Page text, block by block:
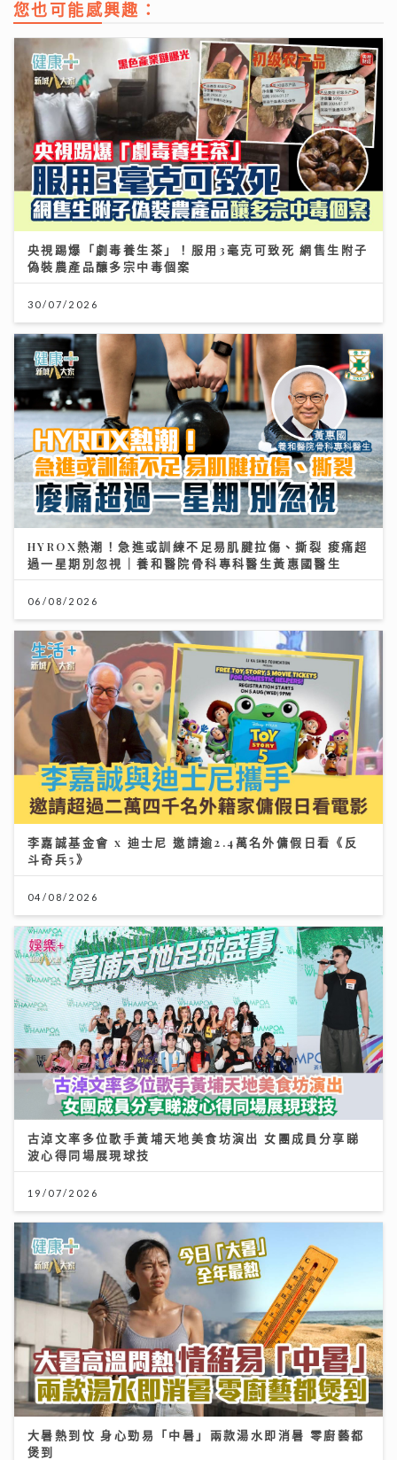
您也可能感興趣：
央視踢爆「劇毒養生茶」！服用3毫克可致死 網售生附子
偽裝農產品釀多宗中毒個案
30/07/2026
HYROX熱潮！急進或訓練不足易肌腱拉傷、撕裂 痠痛超
過一星期別忽視｜養和醫院骨科專科醫生黃惠國醫生
06/08/2026
李嘉誠基金會 x 迪士尼 邀請逾2.4萬名外傭假日看《反
斗奇兵5》
04/08/2026
古淖文率多位歌手黃埔天地美食坊演出 女團成員分享睇
波心得同場展現球技
19/07/2026
大暑熱到忟 身心勁易「中暑」兩款湯水即消暑 零廚藝都
煲到